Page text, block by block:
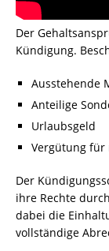
Der
Kündigung.
Ausstehende
Anteilige
Urlaubsgeld
Vergütung für
Der
ihre Rechte
dabei die
vollständige